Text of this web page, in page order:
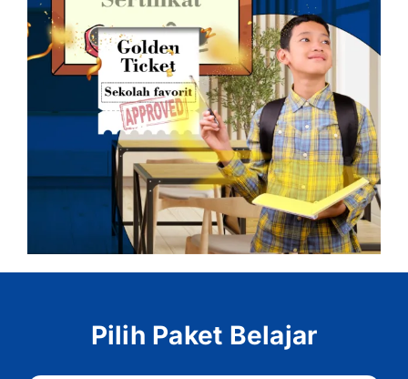
Pilih Paket Belajar